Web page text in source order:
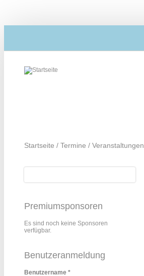
Startseite / Termine / Veranstaltungen
Suche
Premiumsponsoren
Es sind noch keine Sponsoren
verfügbar.
Benutzeranmeldung
Benutzername *